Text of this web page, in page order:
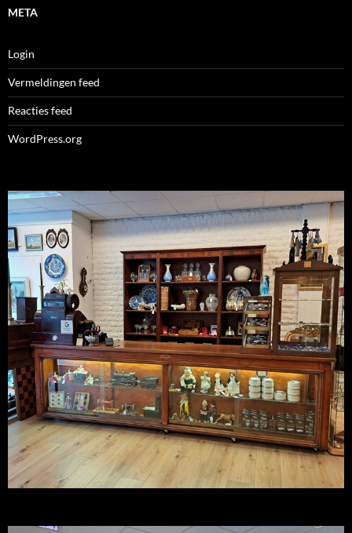
META
Login
Vermeldingen feed
Reacties feed
WordPress.org